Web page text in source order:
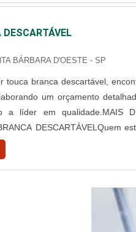
cada cliente um...
BÁRBARA D'OESTE - SP
touca branca descartável,
um orçamento
a líder em qualidade.MAIS
DESCARTÁVELQuem
empresa comprometida
Best Fabril. É possível encontrar